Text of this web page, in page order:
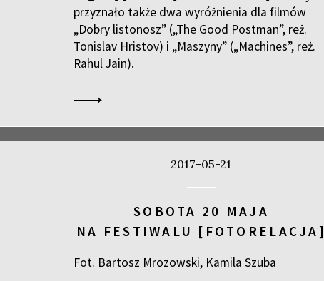
przyznało także dwa wyróżnienia dla filmów
„Dobry listonosz” („The Good Postman”, reż.
Tonislav Hristov) i „Maszyny” („Machines”, reż.
Rahul Jain).
2017-05-21
SOBOTA 20 MAJA
NA FESTIWALU [FOTORELACJA]
Fot. Bartosz Mrozowski, Kamila Szuba